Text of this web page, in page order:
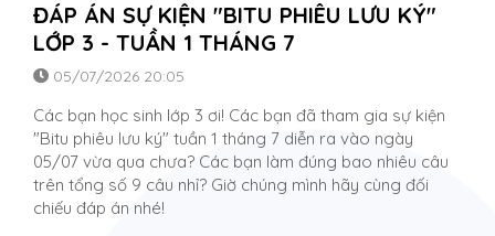
ĐÁP ÁN SỰ KIỆN "BITU PHIÊU LƯU KÝ"
LỚP 3 - TUẦN 1 THÁNG 7
05/07/2026 20:05
Các bạn học sinh lớp 3 ơi! Các bạn đã tham gia sự kiện
"Bitu phiêu lưu ký" tuần 1 tháng 7 diễn ra vào ngày
05/07 vừa qua chưa? Các bạn làm đúng bao nhiêu câu
trên tổng số 9 câu nhỉ? Giờ chúng mình hãy cùng đối
chiếu đáp án nhé!